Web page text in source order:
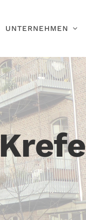
UNTERNEHMEN